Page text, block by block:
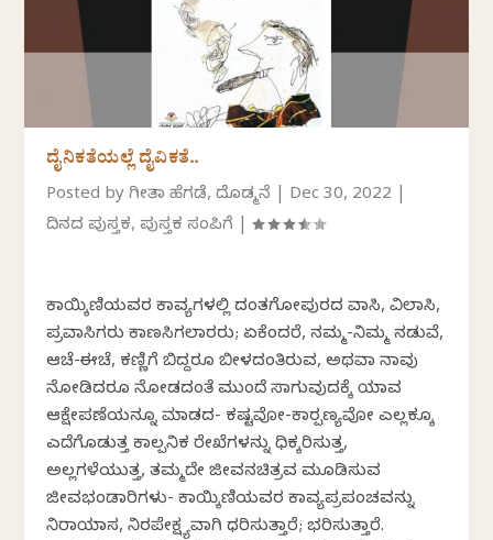
ದೈನಿಕತೆಯಲ್ಲೆ ದೈವಿಕತೆ..
Posted byಗೀತಾ ಹೆಗಡೆ, ದೊಡ್ಮನೆ Dec 30, 2022
ದಿನದ ಪುಸ್ತಕ,ಪುಸ್ತಕ ಸಂಪಿಗೆ |
ಕಾಯ್ಕಿಣಿಯವರ ಕಾವ್ಯಗಳಲ್ಲಿ ದಂತಗೋಪುರದ ವಾಸಿ, ವಿಲಾಸಿ,
ಪ್ರವಾಸಿಗರು ಕಾಣಸಿಗಲಾರರು; ಏಕೆಂದರೆ, ನಮ್ಮ-ನಿಮ್ಮ ನಡುವೆ,
ಆಚೆ-ಈಚೆ, ಕಣ್ಣಿಗೆ ಬಿದ್ದರೂ ಬೀಳದಂತಿರುವ, ಅಥವಾ ನಾವು
ನೋಡಿದರೂ ನೋಡದಂತೆ ಮುಂದೆ ಸಾಗುವುದಕ್ಕೆ ಯಾವ
ಆಕ್ಷೇಪಣೆಯನ್ನೂ ಮಾಡದ- ಕಷ್ಟವೋ-ಕಾರ‍್ಪಣ್ಯವೋ ಎಲ್ಲಕ್ಕೂ
ಎದೆಗೊಡುತ್ತ ಕಾಲ್ಪನಿಕ ರೇಖೆಗಳನ್ನು ಧಿಕ್ಕರಿಸುತ್ತ,
ಅಲ್ಲಗಳೆಯುತ್ತ, ತಮ್ಮದೇ ಜೀವನಚಿತ್ರವ ಮೂಡಿಸುವ
ಜೀವಭಂಡಾರಿಗಳು- ಕಾಯ್ಕಿಣಿಯವರ ಕಾವ್ಯಪ್ರಪಂಚವನ್ನು
ನಿರಾಯಾಸ, ನಿರಪೇಕ್ಷ್ಯವಾಗಿ ಧರಿಸುತ್ತಾರೆ; ಭರಿಸುತ್ತಾರೆ.